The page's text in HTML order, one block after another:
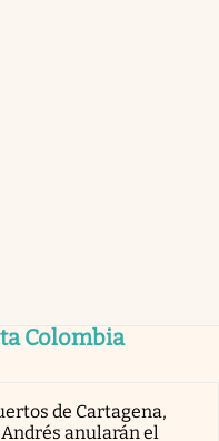
Colombia
de Cartagena,
anularán el